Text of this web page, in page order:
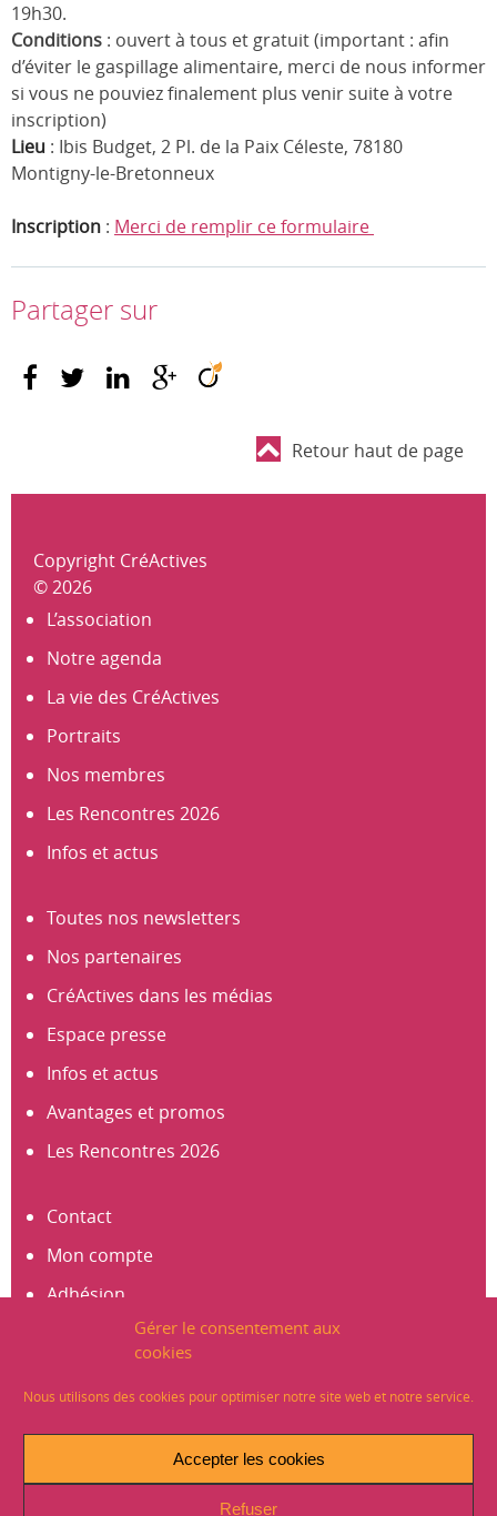
Gérer le consentement aux
cookies
Nous utilisons des cookies pour optimiser notre site web et notre service.
Accepter les cookies
Refuser
19h30.
Conditions : ouvert à tous et gratuit (important : afin
d’éviter le gaspillage alimentaire, merci de nous informer
si vous ne pouviez finalement plus venir suite à votre
inscription)
Lieu : Ibis Budget, 2 Pl. de la Paix Céleste, 78180
Montigny-le-Bretonneux
Inscription : Merci de remplir ce formulaire
Partager sur
Retour haut de page
Copyright CréActives
© 2026
L’association
Notre agenda
La vie des CréActives
Portraits
Nos membres
Les Rencontres 2026
Infos et actus
Toutes nos newsletters
Nos partenaires
CréActives dans les médias
Espace presse
Infos et actus
Avantages et promos
Les Rencontres 2026
Contact
Mon compte
Adhésion
S’abonner à la newsletter
Mentions légales